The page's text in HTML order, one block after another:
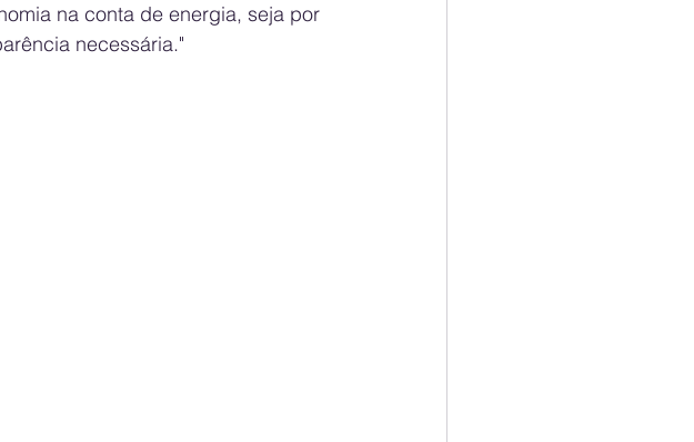
na conta de energia, seja por
necessária."